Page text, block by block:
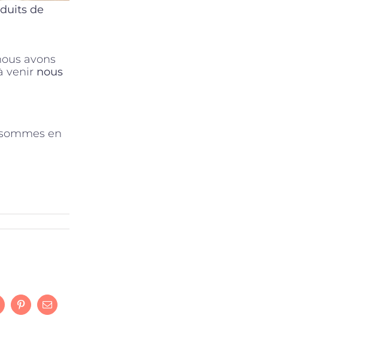
de
avons
venir nous
en
PinterestEmail